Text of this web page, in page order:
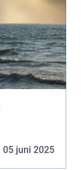
05 juni 2025